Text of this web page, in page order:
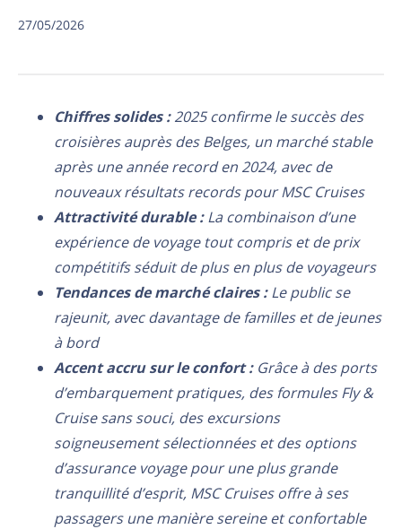
27/05/2026
Chiffres solides : 2025 confirme le succès des
croisières auprès des Belges, un marché stable
après une année record en 2024, avec de
nouveaux résultats records pour MSC Cruises
Attractivité durable : La combinaison d’une
expérience de voyage tout compris et de prix
compétitifs séduit de plus en plus de voyageurs
Tendances de marché claires : Le public se
rajeunit, avec davantage de familles et de jeunes
à bord
Accent accru sur le confort : Grâce à des ports
d’embarquement pratiques, des formules Fly &
Cruise sans souci, des excursions
soigneusement sélectionnées et des options
d’assurance voyage pour une plus grande
tranquillité d’esprit, MSC Cruises offre à ses
passagers une manière sereine et confortable